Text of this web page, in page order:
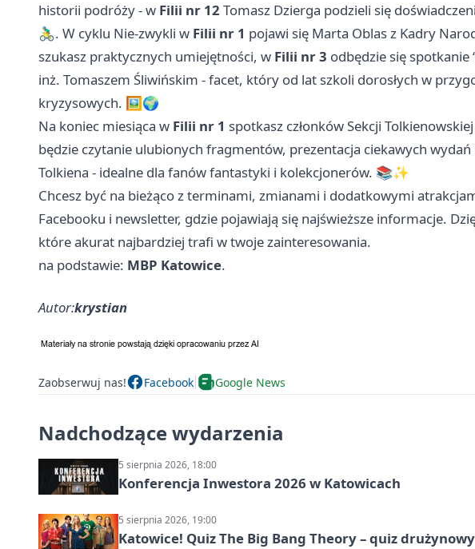
historii podróży - w Filii nr 12 Tomasz Dzierga podzieli się
🚴‍♂️. W cyklu Nie-zwykli w Filii nr 1 pojawi się Marta Oblas z Kadry
szukasz praktycznych umiejętności, w Filii nr 3 odbędzie się spotkanie
inż. Tomaszem Śliwińskim - facet, który od lat szkoli dorosłych w
kryzysowych. 🖼️🌍
Na koniec miesiąca w Filii nr 1 spotkasz członków Sekcji
będzie czytanie ulubionych fragmentów, prezentacja ciekawych wydań
Tolkiena - idealne dla fanów fantastyki i kolekcjonerów. 📚✨
Chcesz być na bieżąco z terminami, zmianami i dodatkowymi
Facebooku i newsletter, gdzie pojawiają się najświeższe informacje.
które akurat najbardziej trafi w twoje zainteresowania.
na podstawie: MBP Katowice.
Autor:krystian
Zaobserwuj nas! Facebook Google News
Nadchodzące wydarzenia
5 sierpnia 2026, 18:00
Konferencja Inwestora 2026 w Katowicach
5 sierpnia 2026, 19:00
Katowice! Quiz The Big Bang Theory – quiz drużynowy